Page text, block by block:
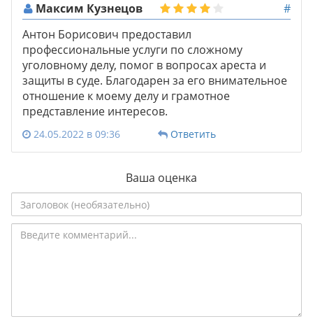
Максим Кузнецов
#
Антон Борисович предоставил
профессиональные услуги по сложному
уголовному делу, помог в вопросах ареста и
защиты в суде. Благодарен за его внимательное
отношение к моему делу и грамотное
представление интересов.
24.05.2022 в 09:36 Ответить
Ваша оценка